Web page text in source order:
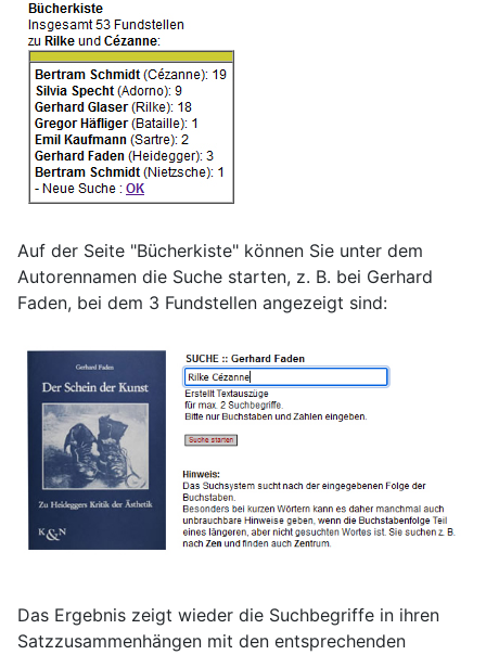
Auf der Seite "Bücherkiste" können Sie unter dem
Autorennamen die Suche starten, z. B. bei Gerhard
Faden, bei dem 3 Fundstellen angezeigt sind:
Das Ergebnis zeigt wieder die Suchbegriffe in ihren
Satzzusammenhängen mit den entsprechenden